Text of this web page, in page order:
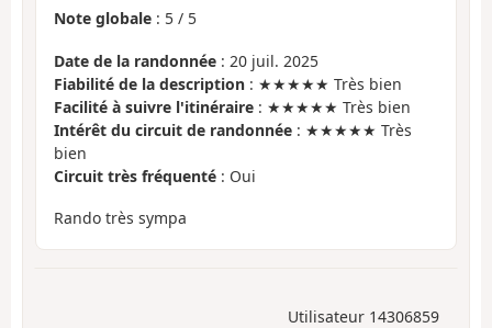
Note globale : 5 / 5
Date de la randonnée : 20 juil. 2025
Fiabilité de la description : ★★★★★ Très bien
Facilité à suivre l'itinéraire : ★★★★★ Très bien
Intérêt du circuit de randonnée : ★★★★★ Très
bien
Circuit très fréquenté : Oui
Rando très sympa
Utilisateur 14306859